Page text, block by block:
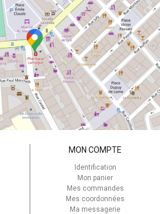
MON COMPTE
Identification
Mon panier
Mes commandes
Mes coordonnées
Ma messagerie